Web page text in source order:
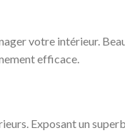
votre intérieur.
efficace.
Exposant un